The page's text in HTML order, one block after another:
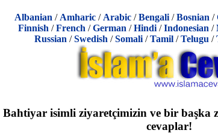
Albanian / Amharic/ Arabic/Bengali/Bosnian /
Finnish /French /German /Hindi/Indonesian /
Russian /Swedish /Somali/Tamil/Telugu /
Bahtiyar isimli ziyaretçimizin ve bir başka
cevaplar!